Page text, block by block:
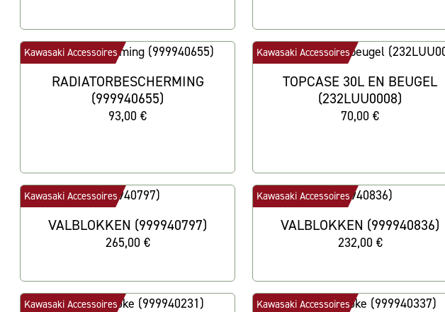
Kawasaki Accessoires
RADIATORBESCHERMING
(999940655)
93,00 €
Kawasaki Accessoires
TOPCASE 30L EN BEUGEL
(232LUU0008)
70,00 €
Kawasaki Accessoires
VALBLOKKEN (999940797)
265,00 €
Kawasaki Accessoires
VALBLOKKEN (999940836)
232,00 €
Kawasaki Accessoires Kawasaki Accessoires